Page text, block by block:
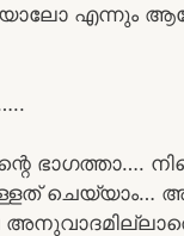
എന്നും
ഭാഗത്താ….
ചെയ്യാം…